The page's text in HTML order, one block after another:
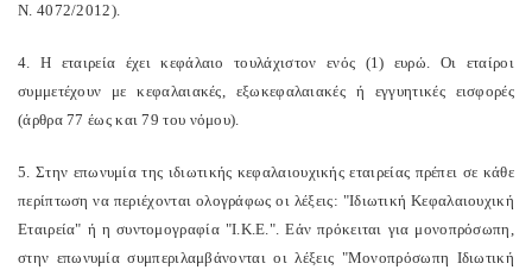
Ν. 4072/2012).
4. Η εταιρεία έχει κεφάλαιο τουλάχιστον ενός (1) ευρώ. Οι εταίροι
συμμετέχουν με κεφαλαιακές, εξωκεφαλαιακές ή εγγυητικές εισφορές
(άρθρα 77 έως και 79 του νόμου).
5. Στην επωνυμία της ιδιωτικής κεφαλαιουχικής εταιρείας πρέπει σε κάθε
περίπτωση να περιέχονται ολογράφως οι λέξεις: "Ιδιωτική Κεφαλαιουχική
Εταιρεία" ή η συντομογραφία "Ι.Κ.Ε.". Εάν πρόκειται για μονοπρόσωπη,
στην επωνυμία συμπεριλαμβάνονται οι λέξεις "Μονοπρόσωπη Ιδιωτική